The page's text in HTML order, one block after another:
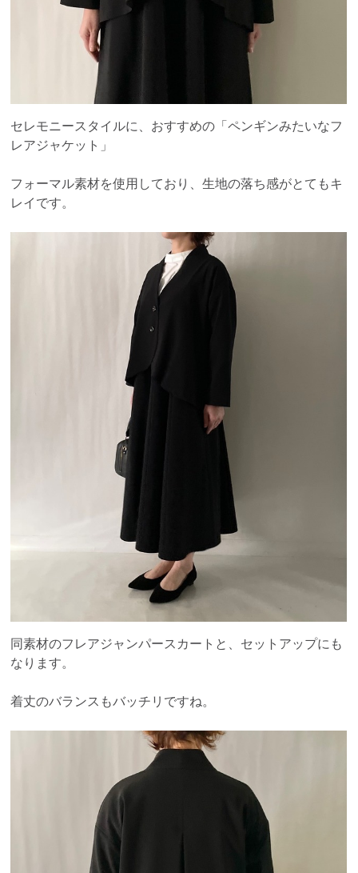
セレモニースタイルに、おすすめの「ペンギンみたいなフ
レアジャケット」
フォーマル素材を使用しており、生地の落ち感がとてもキ
レイです。
同素材のフレアジャンパースカートと、セットアップにも
なります。
着丈のバランスもバッチリですね。